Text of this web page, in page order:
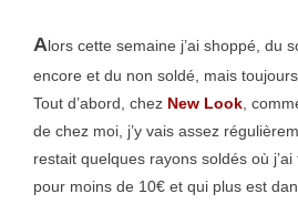
Alors cette semaine j’ai shoppé, du
encore et du non soldé, mais
Tout d’abord, chez New Look ,
de chez moi, j’y vais assez
restait quelques rayons soldés où
pour moins de 10€ et qui plus est